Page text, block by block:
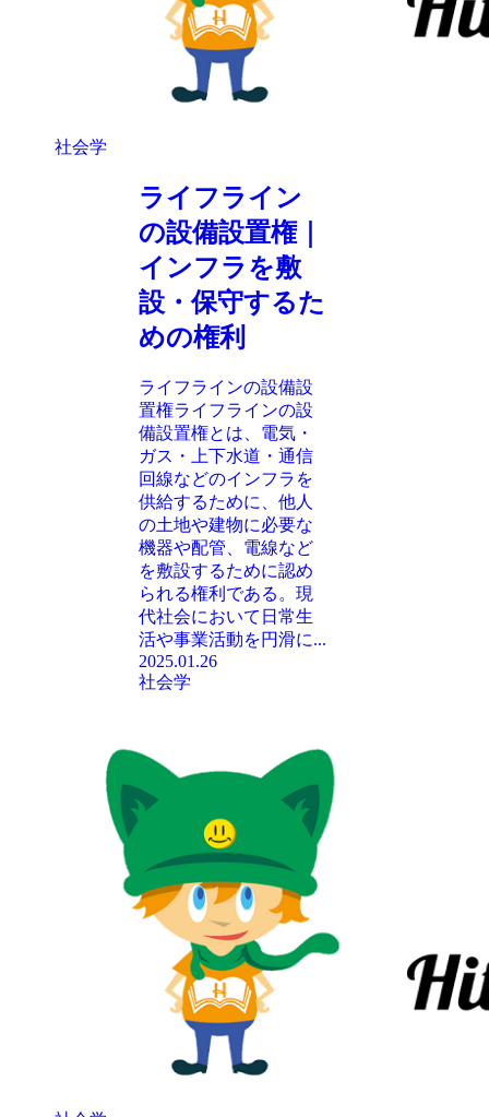
社会学
ライフライン
の設備設置権｜
インフラを敷
設・保守するた
めの権利
ライフラインの設備設
置権ライフラインの設
備設置権とは、電気・
ガス・上下水道・通信
回線などのインフラを
供給するために、他人
の土地や建物に必要な
機器や配管、電線など
を敷設するために認め
られる権利である。現
代社会において日常生
活や事業活動を円滑に...
2025.01.26
社会学